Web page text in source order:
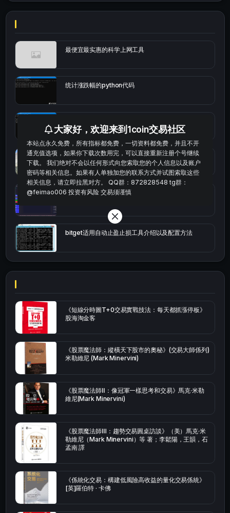
最便宜最实惠的科学上网工具
统计涨跌幅的python代码
bybit安卓端
Multi-indicator Resonance 多指标共振趋势自动交
bitget适用自动止盈止损工具介绍以及配置方法
《短線分時圖T+0交易實戰技法：每天都抓漲停板》
股海淘金客
《股票魔法師：縱橫天下股市的奧秘》(交易大師係列)
米勒維尼 (Mark Minervini)
《股票魔法師Ⅱ：像冠軍一樣思考和交易》馬克·米勒
維尼(Mark Minervini)
《股票魔法師Ⅲ：趨勢交易圓桌訪談》（美）馬克·米
勒維尼（Mark Minervini）等 著；李鬆陽，王韻，石
孟南 譯
《係統化交易：構建低風險高收益的量化交易係統》
[英]羅伯特 · 卡佛
大家好，欢迎来到1coin交易社区
本站点永久免费，所有指标都免费，一切资料都免费，并且不开
通充值选项，如果你下载次数用完，可以直接重新注册个号继续
下载。 我们绝对不会以任何形式向您索取您的个人信息以及账户
密码等相关信息。如果有人单独加您的联系方式并试图索取这些
相关信息，请立即拉黑对方。 QQ群：872828548 tg群：
@feimao006 投资有风险 交易须谨慎